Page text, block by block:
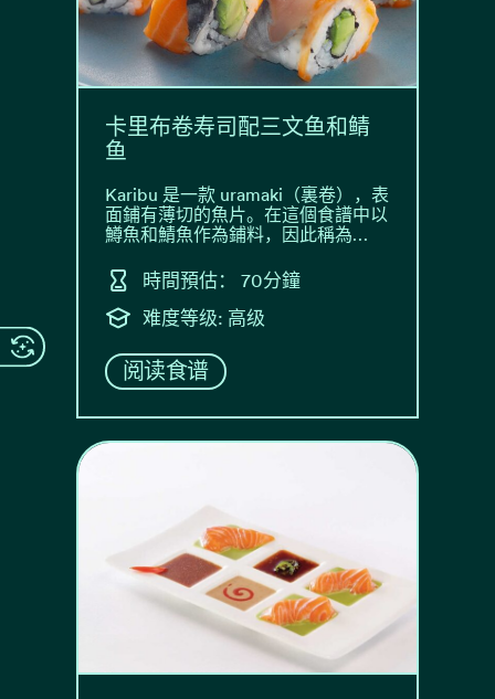
卡里布卷寿司配三文鱼和鲭
鱼
Karibu 是一款 uramaki（裏卷），表
面鋪有薄切的魚片。在這個食譜中以
鱒魚和鯖魚作為鋪料，因此稱為…
時間預估： 70分鐘
难度等级: 高级
阅读食谱